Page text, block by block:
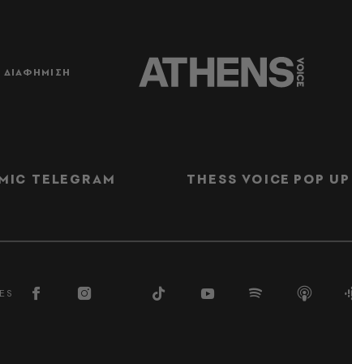
ΔΙΑΦΗΜΙΣΗ
TELEGRAM THESS VOICE POP UP